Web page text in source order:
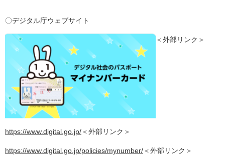
〇デジタル庁ウェブサイト
＜外部リンク＞
https://www.digital.go.jp/＜外部リンク＞
https://www.digital.go.jp/policies/mynumber/＜外部リンク＞